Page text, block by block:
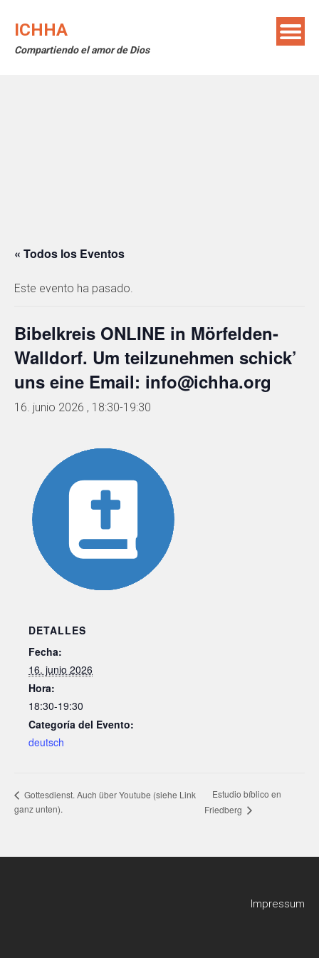
ICHHA
Compartiendo el amor de Dios
« Todos los Eventos
Este evento ha pasado.
Bibelkreis ONLINE in Mörfelden-
Walldorf. Um teilzunehmen schick’
uns eine Email: info@ichha.org
16. junio 2026 , 18:30-19:30
DETALLES
Fecha:
16. junio 2026
Hora:
18:30-19:30
Categoría del Evento:
deutsch
Gottesdienst. Auch über Youtube (siehe Link
ganz unten).
Estudio bíblico en
Friedberg
Impressum